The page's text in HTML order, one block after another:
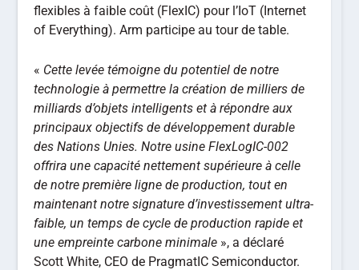
flexibles à faible coût (FlexIC) pour l’IoT (Internet
of Everything). Arm participe au tour de table.
« Cette levée témoigne du potentiel de notre
technologie à permettre la création de milliers de
milliards d’objets intelligents et à répondre aux
principaux objectifs de développement durable
des Nations Unies. Notre usine FlexLogIC-002
offrira une capacité nettement supérieure à celle
de notre première ligne de production, tout en
maintenant notre signature d’investissement ultra-
faible, un temps de cycle de production rapide et
une empreinte carbone minimale », a déclaré
Scott White, CEO de PragmatIC Semiconductor.